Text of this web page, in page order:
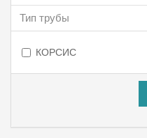
Тип трубы
КОРСИС